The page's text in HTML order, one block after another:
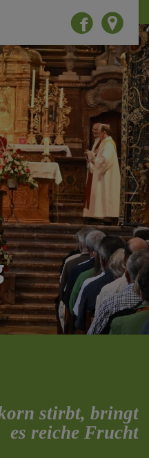
stirbt, bringt
es reiche Frucht